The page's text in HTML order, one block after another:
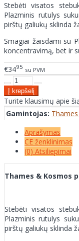
Stebėti visatos
Plazminis rutulys
pirštų galiukų sklinda
Smagiai žaisdami su
koncentravimą, bet ir
€3495 su PVM
Turite klausimų apie
Gamintojas:
Aprašymas
CE ženklinimas
(0) Atsiliepimai
Thames & Kosmos
Stebėti visatos
Plazminis rutulys
pirštų galiukų sklinda